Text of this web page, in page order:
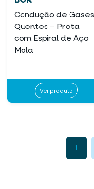
Condução de Gases
Quentes – Preta
com Espiral de Aço
Mola
Ver produto
1